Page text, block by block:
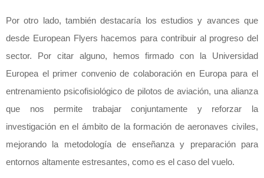
Por otro lado, también destacaría los estudios y avances que
desde European Flyers hacemos para contribuir al progreso del
sector. Por citar alguno, hemos firmado con la Universidad
Europea el primer convenio de colaboración en Europa para el
entrenamiento psicofisiológico de pilotos de aviación, una alianza
que nos permite trabajar conjuntamente y reforzar la
investigación en el ámbito de la formación de aeronaves civiles,
mejorando la metodología de enseñanza y preparación para
entornos altamente estresantes, como es el caso del vuelo.